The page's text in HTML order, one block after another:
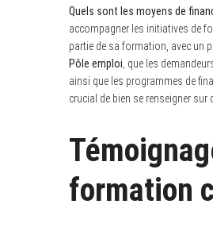
Quels sont les moyens de
accompagner les initiatives de
partie de sa formation, avec un
Pôle emploi , que les
ainsi que les programmes de
crucial de bien se renseigner
formation